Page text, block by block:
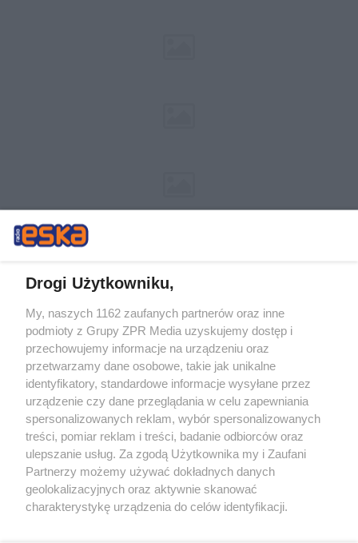
Żaden utwór zamieszczony w serwisie nie może być powielany i
rozpowszechniany lub dalej rozpowszechniany w jakikolwiek sposób (w
tym także elektroniczny lub mechaniczny) na jakimkolwiek polu
eksploatacji w jakiejkolwiek formie, włącznie z umieszczaniem w
Internecie bez pisemnej zgody właściciela praw. Jakiekolwiek użycie lub
wykorzystanie utworów w całości lub w części z naruszeniem prawa,
tzn. bez właściwej zgody, jest zabronione pod groźbą kary i może być
ścigane prawnie.
Drogi Użytkowniku,
My, naszych 1162 zaufanych partnerów oraz inne
podmioty z Grupy ZPR Media uzyskujemy dostęp i
przechowujemy informacje na urządzeniu oraz
przetwarzamy dane osobowe, takie jak unikalne
identyfikatory, standardowe informacje wysyłane przez
urządzenie czy dane przeglądania w celu zapewniania
spersonalizowanych reklam, wybór spersonalizowanych
treści, pomiar reklam i treści, badanie odbiorców oraz
ulepszanie usług. Za zgodą Użytkownika my i Zaufani
Partnerzy możemy używać dokładnych danych
geolokalizacyjnych oraz aktywnie skanować
charakterystykę urządzenia do celów identyfikacji.